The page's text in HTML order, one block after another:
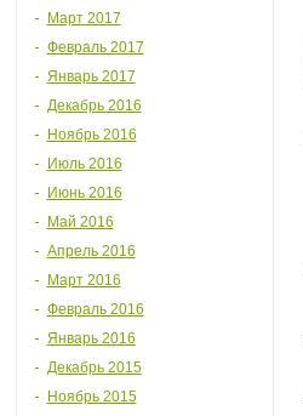
Март 2017
Февраль 2017
Январь 2017
Декабрь 2016
Ноябрь 2016
Июль 2016
Июнь 2016
Май 2016
Апрель 2016
Март 2016
Февраль 2016
Январь 2016
Декабрь 2015
Ноябрь 2015